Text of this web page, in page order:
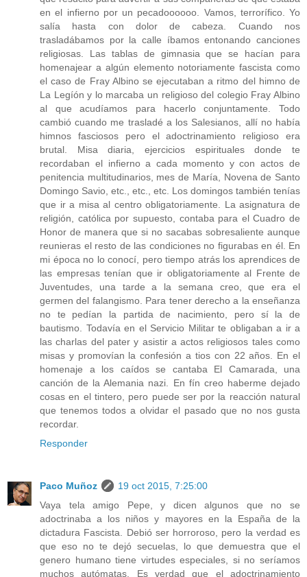
en el infierno por un pecadoooooo. Vamos, terrorífico. Yo
salía hasta con dolor de cabeza. Cuando nos
trasladábamos por la calle íbamos entonando canciones
religiosas. Las tablas de gimnasia que se hacían para
homenajear a algún elemento notoriamente fascista como
el caso de Fray Albino se ejecutaban a ritmo del himno de
La Legíón y lo marcaba un religioso del colegio Fray Albino
al que acudíamos para hacerlo conjuntamente. Todo
cambió cuando me trasladé a los Salesianos, allí no había
himnos fasciosos pero el adoctrinamiento religioso era
brutal. Misa diaria, ejercicios espirituales donde te
recordaban el infierno a cada momento y con actos de
penitencia multitudinarios, mes de María, Novena de Santo
Domingo Savio, etc., etc., etc. Los domingos también tenías
que ir a misa al centro obligatoriamente. La asignatura de
religión, católica por supuesto, contaba para el Cuadro de
Honor de manera que si no sacabas sobresaliente aunque
reunieras el resto de las condiciones no figurabas en él. En
mi época no lo conocí, pero tiempo atrás los aprendices de
las empresas tenían que ir obligatoriamente al Frente de
Juventudes, una tarde a la semana creo, que era el
germen del falangismo. Para tener derecho a la enseñanza
no te pedían la partida de nacimiento, pero sí la de
bautismo. Todavía en el Servicio Militar te obligaban a ir a
las charlas del pater y asistir a actos religiosos tales como
misas y promovían la confesión a tios con 22 años. En el
homenaje a los caídos se cantaba El Camarada, una
canción de la Alemania nazi. En fín creo haberme dejado
cosas en el tintero, pero puede ser por la reacción natural
que tenemos todos a olvidar el pasado que no nos gusta
recordar.
Responder
Paco Muñoz
19 oct 2015, 7:25:00
Vaya tela amigo Pepe, y dicen algunos que no se
adoctrinaba a los niños y mayores en la España de la
dictadura Fascista. Debió ser horroroso, pero la verdad es
que eso no te dejó secuelas, lo que demuestra que el
genero humano tiene virtudes especiales, si no seríamos
muchos autómatas. Es verdad que el adoctrinamiento